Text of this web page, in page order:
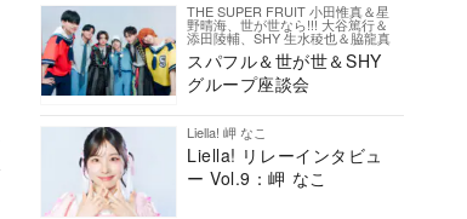
THE SUPER FRUIT 小田惟真＆星
野晴海、世が世なら!!! 大谷篤行＆
添田陵輔、SHY 生水稜也＆脇龍真
スパフル＆世が世＆SHY
グループ座談会
Liella! 岬 なこ
Liella! リレーインタビュ
ー Vol.9：岬 なこ